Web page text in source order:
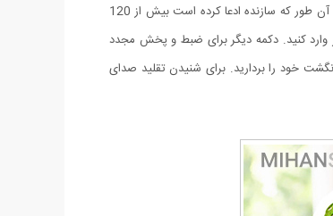
این دو دکمه زیر پارچه مخملی، قرار دارند و با استیکر مشخص شده اند. یکی از آنها برای پخش آهنگ هایی است که داخل حافظه عروسک از قبل ذخیره شده است. آن طور که سازنده ادعا کرده است بیش از 120
کنید. دکمه دیگر برای ضبط و پخش مجدد
خود را بردارید. برای شنیدن تقلید صدای